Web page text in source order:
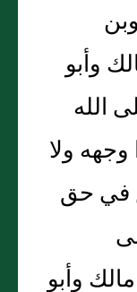
وأبو
الله
ولا
في حق
وأبو